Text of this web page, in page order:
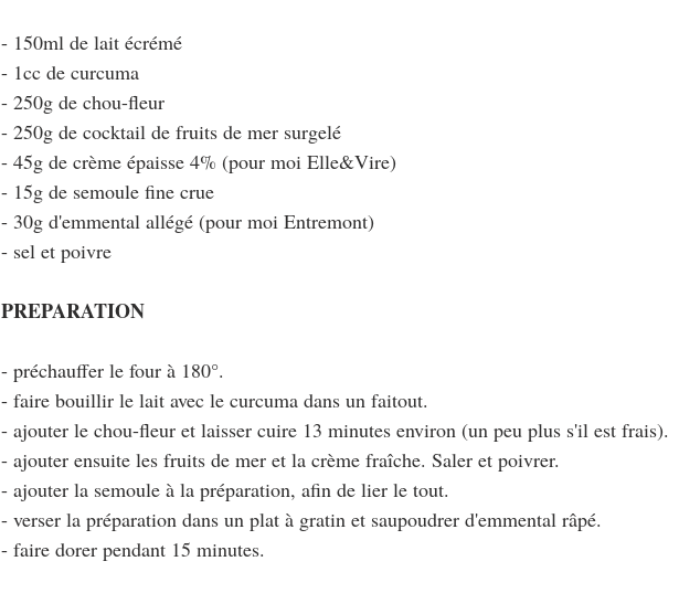
- 150ml de lait écrémé
- 1cc de curcuma
- 250g de chou-fleur
- 250g de cocktail de fruits de mer surgelé
- 45g de crème épaisse 4% (pour moi Elle&Vire)
- 15g de semoule fine crue
- 30g d'emmental allégé (pour moi Entremont)
- sel et poivre
PREPARATION
- préchauffer le four à 180°.
- faire bouillir le lait avec le curcuma dans un faitout.
- ajouter le chou-fleur et laisser cuire 13 minutes environ (un peu plus s'il est frais).
- ajouter ensuite les fruits de mer et la crème fraîche. Saler et poivrer.
- ajouter la semoule à la préparation, afin de lier le tout.
- verser la préparation dans un plat à gratin et saupoudrer d'emmental râpé.
- faire dorer pendant 15 minutes.